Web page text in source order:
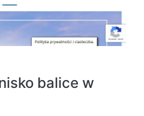
balice w